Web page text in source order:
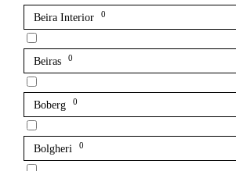
Beira Interior 0
Beiras 0
Boberg 0
Bolgheri 0